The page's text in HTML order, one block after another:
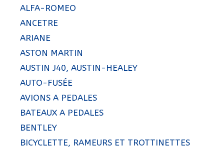
ALFA-ROMEO
ANCETRE
ARIANE
ASTON MARTIN
AUSTIN J40, AUSTIN-HEALEY
AUTO-FUSÉE
AVIONS A PEDALES
BATEAUX A PEDALES
BENTLEY
BICYCLETTE, RAMEURS ET TROTTINETTES